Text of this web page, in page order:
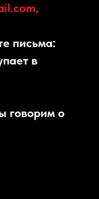
,
письма:
в
говорим о